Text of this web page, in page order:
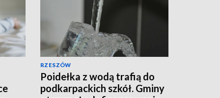
RZESZÓW
Poidełka z wodą trafią do
podkarpackich szkół. Gminy